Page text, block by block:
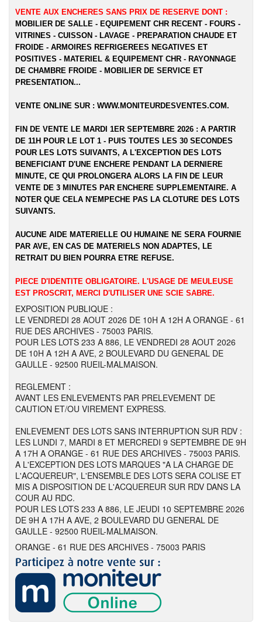
VENTE AUX ENCHERES SANS PRIX DE RESERVE DONT :
MOBILIER DE SALLE - EQUIPEMENT CHR RECENT - FOURS -
VITRINES - CUISSON - LAVAGE - PREPARATION CHAUDE ET
FROIDE - ARMOIRES REFRIGEREES NEGATIVES ET
POSITIVES - MATERIEL & EQUIPEMENT CHR - RAYONNAGE
DE CHAMBRE FROIDE - MOBILIER DE SERVICE ET
PRESENTATION...
VENTE ONLINE SUR : WWW.MONITEURDESVENTES.COM.
FIN DE VENTE LE MARDI 1ER SEPTEMBRE 2026 : A PARTIR
DE 11H POUR LE LOT 1 - PUIS TOUTES LES 30 SECONDES
POUR LES LOTS SUIVANTS, A L'EXCEPTION DES LOTS
BENEFICIANT D'UNE ENCHERE PENDANT LA DERNIERE
MINUTE, CE QUI PROLONGERA ALORS LA FIN DE LEUR
VENTE DE 3 MINUTES PAR ENCHERE SUPPLEMENTAIRE. A
NOTER QUE CELA N'EMPECHE PAS LA CLOTURE DES LOTS
SUIVANTS.
AUCUNE AIDE MATERIELLE OU HUMAINE NE SERA FOURNIE
PAR AVE, EN CAS DE MATERIELS NON ADAPTES, LE
RETRAIT DU BIEN POURRA ETRE REFUSE.
PIECE D'IDENTITE OBLIGATOIRE. L'USAGE DE MEULEUSE
EST PROSCRIT, MERCI D'UTILISER UNE SCIE SABRE.
EXPOSITION PUBLIQUE :
LE VENDREDI 28 AOUT 2026 DE 10H A 12H A ORANGE - 61
RUE DES ARCHIVES - 75003 PARIS.
POUR LES LOTS 233 A 886, LE VENDREDI 28 AOUT 2026
DE 10H A 12H A AVE, 2 BOULEVARD DU GENERAL DE
GAULLE - 92500 RUEIL-MALMAISON.
REGLEMENT :
AVANT LES ENLEVEMENTS PAR PRELEVEMENT DE
CAUTION ET/OU VIREMENT EXPRESS.
ENLEVEMENT DES LOTS SANS INTERRUPTION SUR RDV :
LES LUNDI 7, MARDI 8 ET MERCREDI 9 SEPTEMBRE DE 9H
A 17H A ORANGE - 61 RUE DES ARCHIVES - 75003 PARIS.
A L'EXCEPTION DES LOTS MARQUES "A LA CHARGE DE
L'ACQUEREUR", L'ENSEMBLE DES LOTS SERA COLISE ET
MIS A DISPOSITION DE L'ACQUEREUR SUR RDV DANS LA
COUR AU RDC.
POUR LES LOTS 233 A 886, LE JEUDI 10 SEPTEMBRE 2026
DE 9H A 17H A AVE, 2 BOULEVARD DU GENERAL DE
GAULLE - 92500 RUEIL-MALMAISON.
ORANGE - 61 RUE DES ARCHIVES - 75003 PARIS